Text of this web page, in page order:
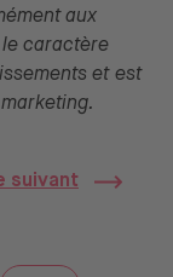
aux
caractère
et est
suivant